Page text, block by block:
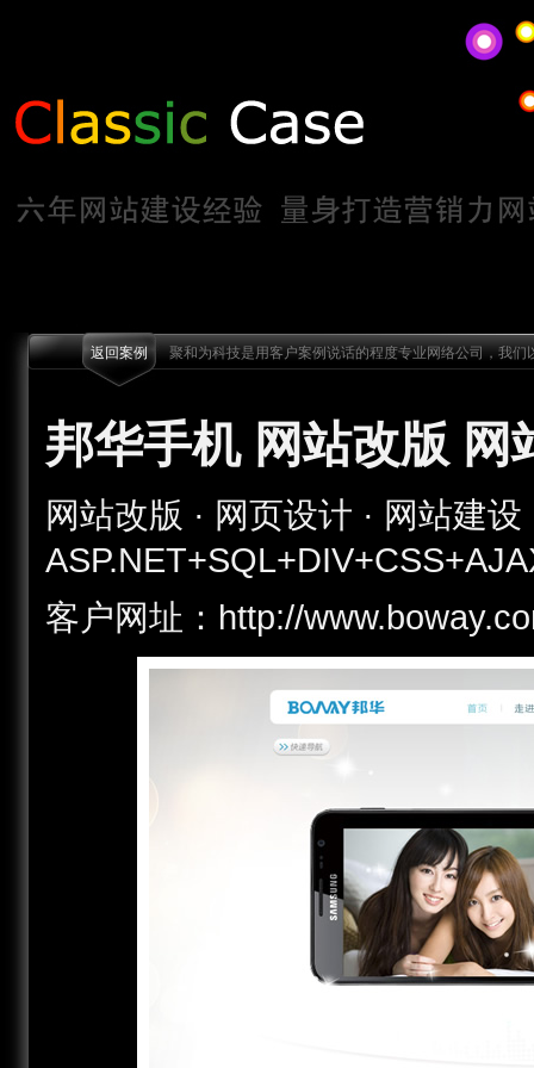
返回案例聚和为科技是用客户案例说话的程度专业网络公司，我们
邦华手机 网站改版 网
网站改版 · 网页设计 · 网站建设
客户网址：http://